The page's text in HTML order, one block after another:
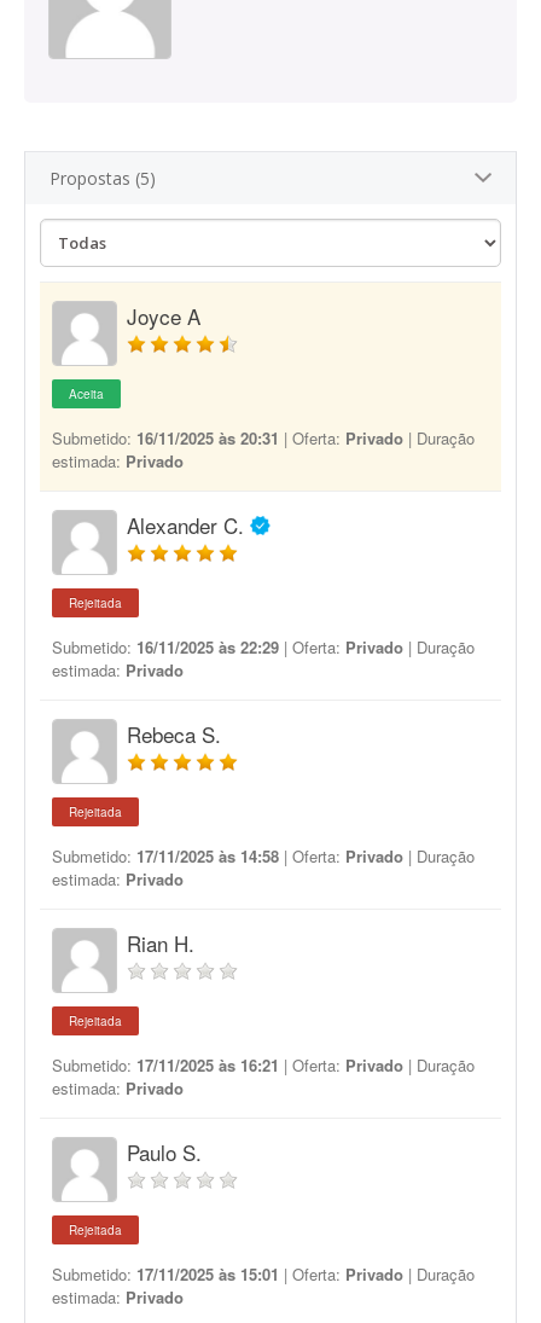
Propostas (5)
Joyce A
Aceita
Submetido: 16/11/2025 às 20:31 | Oferta: Privado | Duração
estimada: Privado
Alexander C.
Rejeitada
Submetido: 16/11/2025 às 22:29 | Oferta: Privado | Duração
estimada: Privado
Rebeca S.
Rejeitada
Submetido: 17/11/2025 às 14:58 | Oferta: Privado | Duração
estimada: Privado
Rian H.
Rejeitada
Submetido: 17/11/2025 às 16:21 | Oferta: Privado | Duração
estimada: Privado
Paulo S.
Rejeitada
Submetido: 17/11/2025 às 15:01 | Oferta: Privado | Duração
estimada: Privado